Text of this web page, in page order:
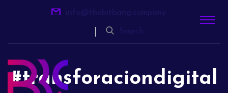
info@thebitbang.company
Search
#transforaciondigital